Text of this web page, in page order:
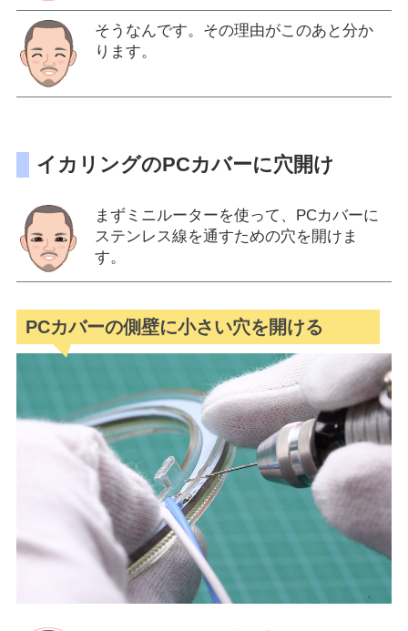
そうなんです。その理由がこのあと分か
ります。
イカリングのPCカバーに穴開け
まずミニルーターを使って、PCカバーに
ステンレス線を通すための穴を開けま
す。
PCカバーの側壁に小さい穴を開ける